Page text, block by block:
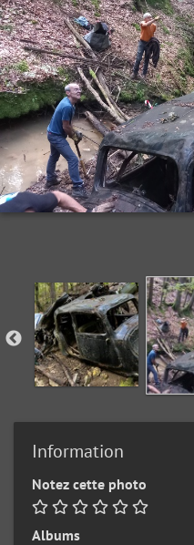
Information
Notez cette photo
Albums